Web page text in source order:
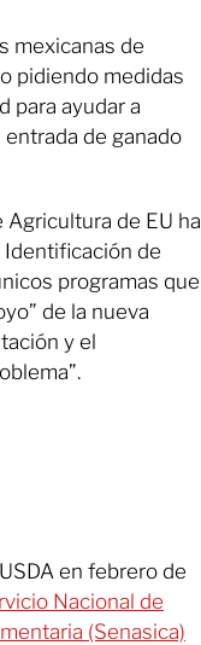
mexicanas de
pidiendo medidas
para ayudar a
de ganado
de EU ha
Identificación de
programas que
de la nueva
y el
en febrero de
Nacional de
(Senasica)